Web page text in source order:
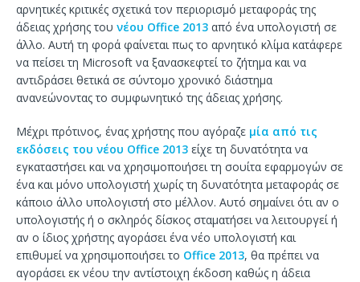
αρνητικές κριτικές σχετικά τον περιορισμό μεταφοράς της
άδειας χρήσης του νέου Office 2013 από ένα υπολογιστή σε
άλλο. Αυτή τη φορά φαίνεται πως το αρνητικό κλίμα κατάφερε
να πείσει τη Microsoft να ξανασκεφτεί το ζήτημα και να
αντιδράσει θετικά σε σύντομο χρονικό διάστημα
ανανεώνοντας το συμφωνητικό της άδειας χρήσης.
Μέχρι πρότινος, ένας χρήστης που αγόραζε μία από τις
εκδόσεις του νέου Office 2013 είχε τη δυνατότητα να
εγκαταστήσει και να χρησιμοποιήσει τη σουίτα εφαρμογών σε
ένα και μόνο υπολογιστή χωρίς τη δυνατότητα μεταφοράς σε
κάποιο άλλο υπολογιστή στο μέλλον. Αυτό σημαίνει ότι αν ο
υπολογιστής ή ο σκληρός δίσκος σταματήσει να λειτουργεί ή
αν ο ίδιος χρήστης αγοράσει ένα νέο υπολογιστή και
επιθυμεί να χρησιμοποιήσει το Office 2013, θα πρέπει να
αγοράσει εκ νέου την αντίστοιχη έκδοση καθώς η άδεια